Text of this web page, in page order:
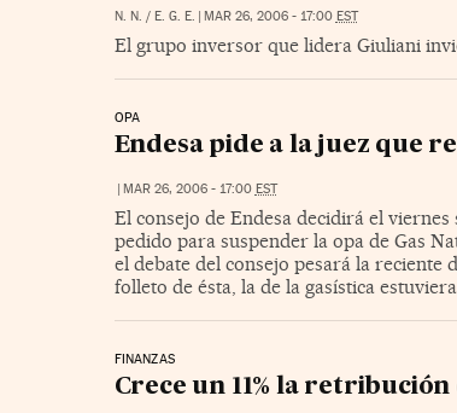
N. N. / E. G. E. | MAR 26, 2006 - 17:00 EST
El grupo inversor que lidera Giuliani
OPA
Endesa pide a la juez que
| MAR 26, 2006 - 17:00 EST
El consejo de Endesa decidirá el
pedido para suspender la opa de Gas
el debate del consejo pesará la reciente
folleto de ésta, la de la gasística
FINANZAS
Crece un 11% la